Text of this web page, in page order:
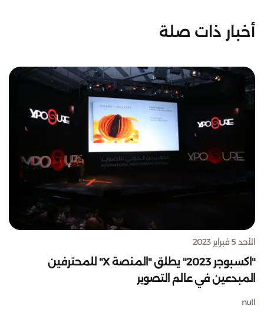
أخبار ذات صلة
الأحد 5 فبراير 2023
"اكسبوجر 2023" يطلق "المنصة X" للمحترفين
المبدعين في عالم التصوير
null